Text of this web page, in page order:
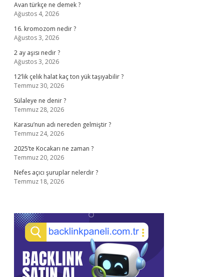
Avan türkçe ne demek ?
Ağustos 4, 2026
16. kromozom nedir ?
Ağustos 3, 2026
2 ay aşısı nedir ?
Ağustos 3, 2026
12’lik çelik halat kaç ton yük taşıyabilir ?
Temmuz 30, 2026
Sülaleye ne denir ?
Temmuz 28, 2026
Karasu’nun adı nereden gelmiştir ?
Temmuz 24, 2026
2025’te Kocakarı ne zaman ?
Temmuz 20, 2026
Nefes açıcı şuruplar nelerdir ?
Temmuz 18, 2026